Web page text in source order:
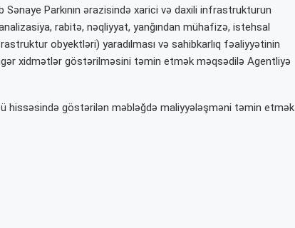
Parkının ərazisində xarici və daxili infrastrukturun
rabitə, nəqliyyat, yanğından mühafizə, istehsal
obyektləri) yaradılması və sahibkarlıq fəaliyyətinin
xidmətlər göstərilməsini təmin etmək məqsədilə Agentliyə
hissəsində göstərilən məbləğdə maliyyələşməni təmin etmək